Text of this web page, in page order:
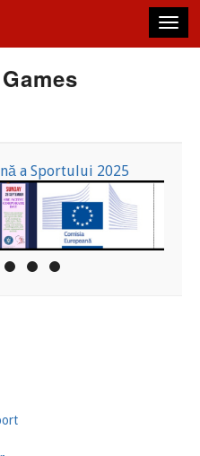
a Sportului 2025